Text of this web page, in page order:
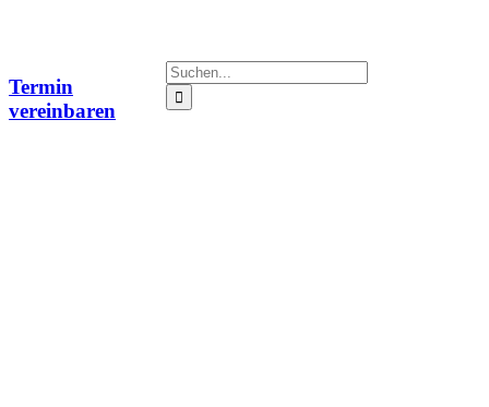
Termin
vereinbaren
Suche
nach: